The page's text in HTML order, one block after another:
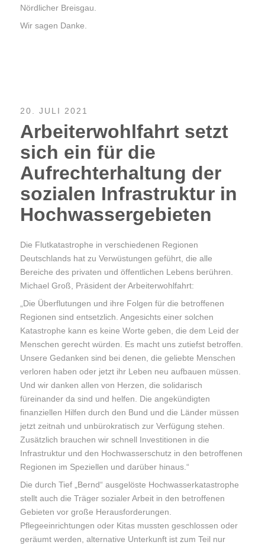
Nördlicher Breisgau.
Wir sagen Danke.
20. JULI 2021
Arbeiterwohlfahrt setzt
sich ein für die
Aufrechterhaltung der
sozialen Infrastruktur in
Hochwassergebieten
Die Flutkatastrophe in verschiedenen Regionen
Deutschlands hat zu Verwüstungen geführt, die alle
Bereiche des privaten und öffentlichen Lebens berühren.
Michael Groß, Präsident der Arbeiterwohlfahrt:
„Die Überflutungen und ihre Folgen für die betroffenen
Regionen sind entsetzlich. Angesichts einer solchen
Katastrophe kann es keine Worte geben, die dem Leid der
Menschen gerecht würden. Es macht uns zutiefst betroffen.
Unsere Gedanken sind bei denen, die geliebte Menschen
verloren haben oder jetzt ihr Leben neu aufbauen müssen.
Und wir danken allen von Herzen, die solidarisch
füreinander da sind und helfen. Die angekündigten
finanziellen Hilfen durch den Bund und die Länder müssen
jetzt zeitnah und unbürokratisch zur Verfügung stehen.
Zusätzlich brauchen wir schnell Investitionen in die
Infrastruktur und den Hochwasserschutz in den betroffenen
Regionen im Speziellen und darüber hinaus.“
Die durch Tief „Bernd“ ausgelöste Hochwasserkatastrophe
stellt auch die Träger sozialer Arbeit in den betroffenen
Gebieten vor große Herausforderungen.
Pflegeeinrichtungen oder Kitas mussten geschlossen oder
geräumt werden, alternative Unterkunft ist zum Teil nur